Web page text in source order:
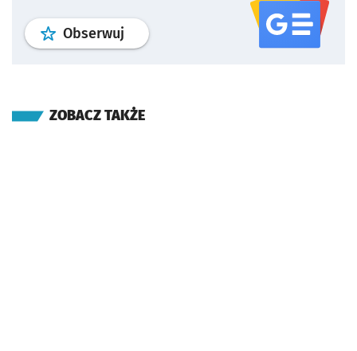
Obserwuj profil serwisu
ZOBACZ TAKŻE